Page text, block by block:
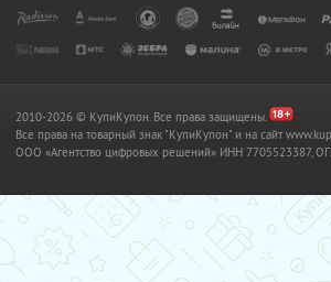
2010-2026 © КупиКупон. Все права защищены.
Все права на товарный знак "КупиКупон" и на сайт
OOO «Агентство цифровых решений» ИНН 7705523387,